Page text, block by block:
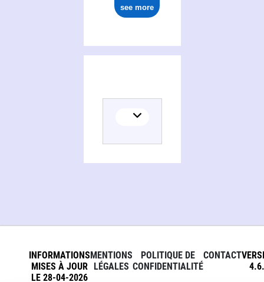
see more
INFORMATIONS
MISES À JOUR
LE 28-04-2026
MENTIONS
LÉGALES
POLITIQUE DE
CONFIDENTIALITÉ
CONTACT